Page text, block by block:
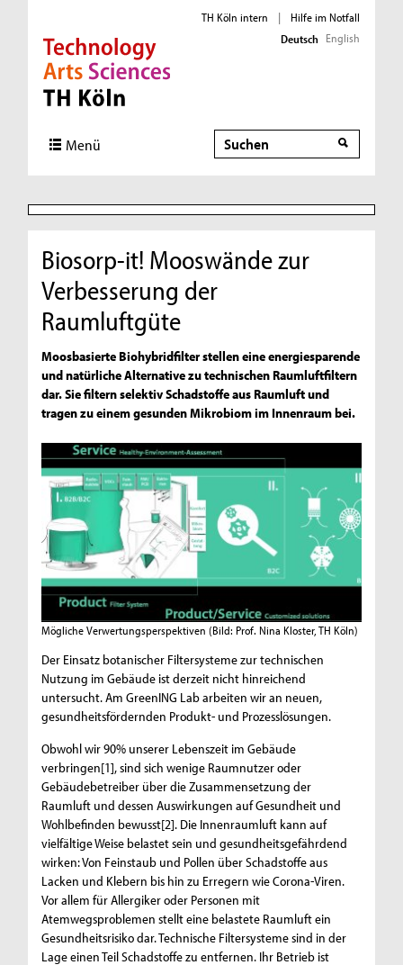
Direkt zur Hauptnavigation
Direkt zur Subnavigation
Direkt zum Inhalt
Direkt zum Fußbereich
TH Köln intern |
Hilfe im Notfall
Deutsch English
Menü Suche
Suche
Biosorp-it! Mooswände zur
Verbesserung der
Raumluftgüte
Moosbasierte Biohybridfilter stellen eine energiesparende
und natürliche Alternative zu technischen Raumluftfiltern
dar. Sie filtern selektiv Schadstoffe aus Raumluft und
tragen zu einem gesunden Mikrobiom im Innenraum bei.
Mögliche Verwertungsperspektiven(Bild: Prof. Nina Kloster, TH Köln)
Der Einsatz botanischer Filtersysteme zur technischen
Nutzung im Gebäude ist derzeit nicht hinreichend
untersucht. Am GreenING Lab arbeiten wir an neuen,
gesundheitsfördernden Produkt- und Prozesslösungen.
Obwohl wir 90% unserer Lebenszeit im Gebäude
verbringen[1], sind sich wenige Raumnutzer oder
Gebäudebetreiber über die Zusammensetzung der
Raumluft und dessen Auswirkungen auf Gesundheit und
Wohlbefinden bewusst[2]. Die Innenraumluft kann auf
vielfältige Weise belastet sein und gesundheitsgefährdend
wirken: Von Feinstaub und Pollen über Schadstoffe aus
Lacken und Klebern bis hin zu Erregern wie Corona-Viren.
Vor allem für Allergiker oder Personen mit
Atemwegsproblemen stellt eine belastete Raumluft ein
Gesundheitsrisiko dar. Technische Filtersysteme sind in der
Lage einen Teil Schadstoffe zu entfernen. Ihr Betrieb ist